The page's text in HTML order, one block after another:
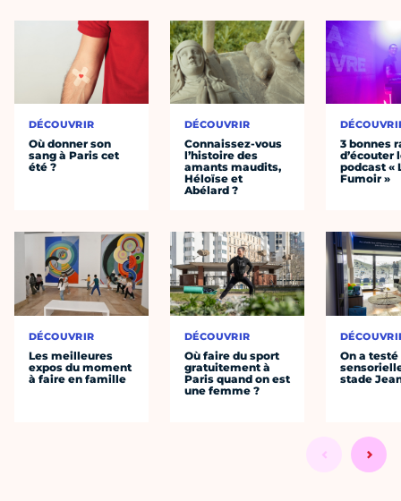
DÉCOUVRIR
Où donner son
sang à Paris cet
été ?
DÉCOUVRIR
Les meilleures
expos du moment
à faire en famille
DÉCOUVRIR
Connaissez-vous
l’histoire des
amants maudits,
Héloïse et
Abélard ?
DÉCOUVRIR
Où faire du sport
gratuitement à
Paris quand on est
une femme ?
3 bonnes
d’écouter
podcast «
Fumoir »
On a
stade